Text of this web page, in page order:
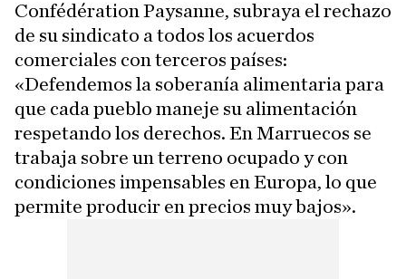
Confédération Paysanne, subraya el rechazo
de su sindicato a todos los acuerdos
comerciales con terceros países:
«Defendemos la soberanía alimentaria para
que cada pueblo maneje su alimentación
respetando los derechos. En Marruecos se
trabaja sobre un terreno ocupado y con
condiciones impensables en Europa, lo que
permite producir en precios muy bajos».